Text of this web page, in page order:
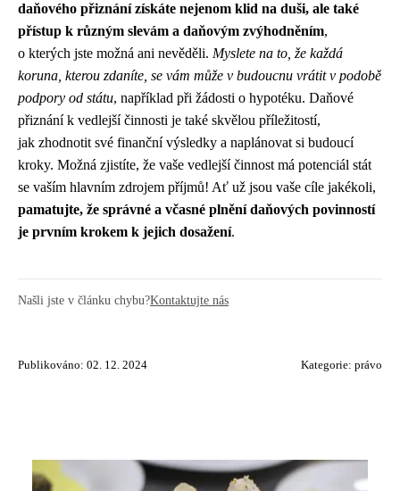
daňového přiznání získáte nejenom klid na duši, ale také
přístup k různým slevám a daňovým zvýhodněním,
o kterých jste možná ani nevěděli. Myslete na to, že každá
koruna, kterou zdaníte, se vám může v budoucnu vrátit v podobě
podpory od státu, například při žádosti o hypotéku. Daňové
přiznání k vedlejší činnosti je také skvělou příležitostí,
jak zhodnotit své finanční výsledky a naplánovat si budoucí
kroky. Možná zjistíte, že vaše vedlejší činnost má potenciál stát
se vaším hlavním zdrojem příjmů! Ať už jsou vaše cíle jakékoli,
pamatujte, že správné a včasné plnění daňových povinností
je prvním krokem k jejich dosažení.
Našli jste v článku chybu?Kontaktujte nás
Publikováno: 02. 12. 2024 Kategorie: právo